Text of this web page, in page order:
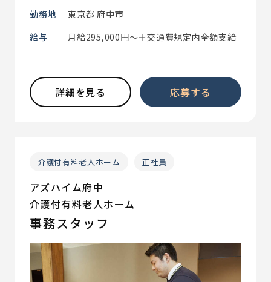
勤務地
東京都 府中市
給与
月給295,000円～＋交通費規定内全額支給
詳細を見る 応募する
介護付有料老人ホーム 正社員
アズハイム府中
介護付有料老人ホーム
事務スタッフ